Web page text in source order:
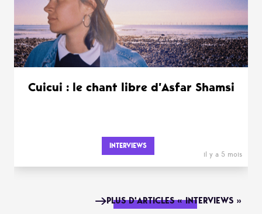
Cuicui : le chant libre d’Asfar Shamsi
INTERVIEWS
il y a 5 mois
PLUS D'ARTICLES « INTERVIEWS »